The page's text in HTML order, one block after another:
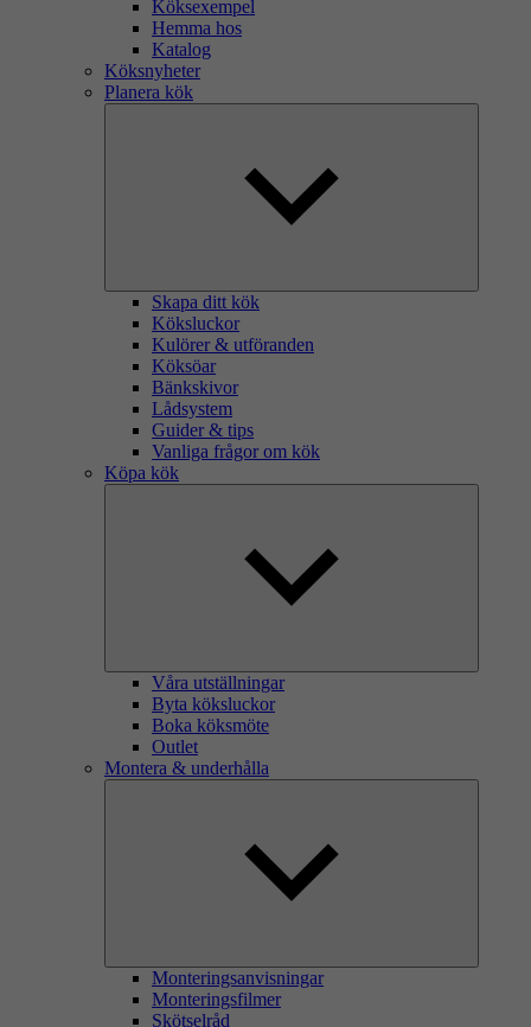
Köksexempel
Hemma hos
Katalog
Köksnyheter
Planera kök
Skapa ditt kök
Köksluckor
Kulörer & utföranden
Köksöar
Bänkskivor
Lådsystem
Guider & tips
Vanliga frågor om kök
Köpa kök
Våra utställningar
Byta köksluckor
Boka köksmöte
Outlet
Montera & underhålla
Monteringsanvisningar
Monteringsfilmer
Skötselråd